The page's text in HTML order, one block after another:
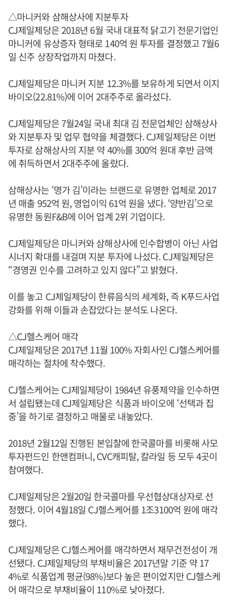
△마니커와 삼해상사에 지분투자
CJ제일제당은 2018년 6월 국내 대표적 닭고기 전문기업인
마니커에 유상증자 형태로 140억 원 투자를 결정했고 7월6
일 신주 상장작업까지 마쳤다.
CJ제일제당은 마니커 지분 12.3%를 보유하게 되면서 이지
바이오(22.81%)에 이어 2대주주로 올라섰다.
CJ제일제당은 7월24일 국내 최대 김 전문업체인 삼해상사
와 지분투자 및 업무 협약을 체결했다. CJ제일제당은 이번
투자로 삼해상사의 지분 약 40%를 300억 원대 후반 금액
에 취득하면서 2대주주에 올랐다.
삼해상사는 ‘명가 김’이라는 브랜드로 유명한 업체로 2017
년 매출 952억 원, 영업이익 61억 원을 냈다. ‘양반김’으로
유명한 동원F&B에 이어 업계 2위 기업이다.
CJ제일제당은 마니커와 삼해상사에 인수합병이 아닌 사업
시너지 확대를 내걸며 지분 투자에 나섰다. CJ제일제당은
“경영권 인수를 고려하고 있지 않다”고 밝혔다.
이를 놓고 CJ제일제당이 한류음식의 세계화, 즉 K푸드사업
강화를 위해 이들과 손잡았다는 분석도 나온다.
△CJ헬스케어 매각
CJ제일제당은 2017년 11월 100% 자회사인 CJ헬스케어를
매각하는 절차에 착수했다.
CJ헬스케어는 CJ제일제당이 1984년 유풍제약을 인수하면
서 설립됐는데 CJ제일제당은 식품과 바이오에 ‘선택과 집
중’을 하기로 결정하고 매물로 내놓았다.
2018년 2월12일 진행된 본입찰에 한국콜마를 비롯해 사모
투자펀드인 한앤컴퍼니, CVC캐피탈, 칼라일 등 모두 4곳이
참여했다.
CJ제일제당은 2월20일 한국콜마를 우선협상대상자로 선
정했다. 이어 4월18일 CJ헬스케어를 1조3100억 원에 매각
했다.
CJ제일제당은 CJ헬스케어를 매각하면서 재무건전성이 개
선됐다. CJ제일제당의 부채비율은 2017년말 기준 약 17
4%로 식품업계 평균(98%)보다 높은 편이었지만 CJ헬스케
어 매각으로 부채비율이 110%로 낮아졌다.